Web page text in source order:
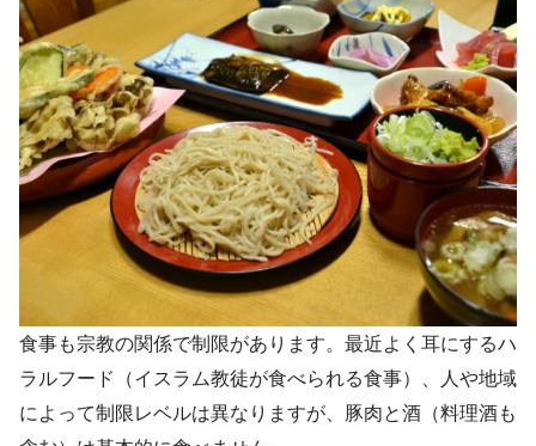
食事も宗教の関係で制限があります。最近よく耳にするハ
ラルフード（イスラム教徒が食べられる食事）、人や地域
によって制限レベルは異なりますが、豚肉と酒（料理酒も